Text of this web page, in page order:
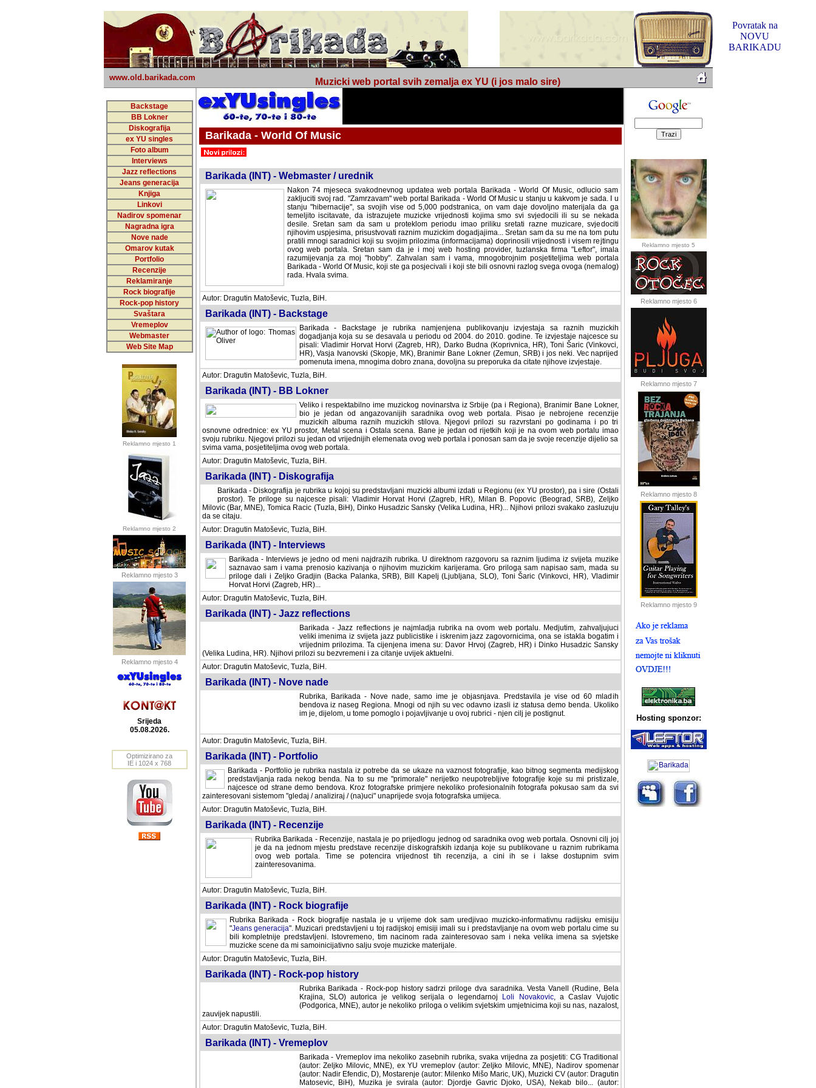
Povratak na
NOVU
BARIKADU
www.old.barikada.com Muzicki web portal svih zemalja ex YU (i jos malo sire)
Backstage
BB Lokner
Diskografija
ex YU singles
Foto album
Interviews
Jazz reflections
Jeans generacija
Knjiga
Linkovi
Nadirov spomenar
Nagradna igra
Nove nade
Omarov kutak
Portfolio
Recenzije
Reklamiranje
Rock biografije
Rock-pop history
Svaštara
Vremeplov
Webmaster
Web Site Map
Reklamno mjesto 1
Reklamno mjesto 2
Reklamno mjesto 3
Reklamno mjesto 4
Srijeda
05.08.2026.
Optimizirano za
IE i 1024 x 768
Barikada - World Of Music
Barikada (INT) - Webmaster / urednik
Nakon 74 mjeseca svakodnevnog updatea web portala Barikada - World Of Music, odlucio sam
zakljuciti svoj rad. "Zamrzavam" web portal Barikada - World Of Music u stanju u kakvom je sada. I u
stanju "hibernacije", sa svojih vise od 5,000 podstranica, on vam daje dovoljno materijala da ga
temeljito iscitavate, da istrazujete muzicke vrijednosti kojima smo svi svjedocili ili su se nekada desile.
Sretan sam da sam u proteklom periodu imao priliku sretati razne muzicare, svjedociti njihovim
uspjesima, prisustvovati raznim muzickim dogadjajima... Sretan sam da su me na tom putu pratili
mnogi saradnici koji su svojim prilozima (informacijama) doprinosili vrijednosti i visem rejtingu ovog
web portala. Sretan sam da je i moj web hosting provider, tuzlanska firma "Leftor", imala
razumijevanja za moj "hobby". Zahvalan sam i vama, mnogobrojnim posjetiteljima web portala
Barikada - World Of Music, koji ste ga posjecivali i koji ste bili osnovni razlog svega ovoga (nemalog)
rada. Hvala svima.
Autor: Dragutin Matoševic, Tuzla, BiH.
Barikada (INT) - Backstage
Barikada - Backstage je rubrika namjenjena publikovanju izvjestaja sa raznih muzickih
dogadjanja koja su se desavala u periodu od 2004. do 2010. godine. Te izvjestaje najcesce su
pisali: Vladimir Horvat Horvi (Zagreb, HR), Darko Budna (Koprivnica, HR), Toni Šaric (Vinkovci,
HR), Vasja Ivanovski (Skopje, MK), Branimir Bane Lokner (Zemun, SRB) i jos neki. Vec naprijed
pomenuta imena, mnogima dobro znana, dovoljna su preporuka da citate njihove izvjestaje.
Autor: Dragutin Matoševic, Tuzla, BiH.
Barikada (INT) - BB Lokner
Veliko i respektabilno ime muzickog novinarstva iz Srbije (pa i Regiona), Branimir Bane Lokner,
bio je jedan od angazovanijih saradnika ovog web portala. Pisao je nebrojene recenzije muzickih
albuma raznih muzickih stilova. Njegovi prilozi su razvrstani po godinama i po tri osnovne
odrednice: ex YU prostor, Metal scena i Ostala scena. Bane je jedan od rijetkih koji je na ovom web portalu imao svoju rubriku.
Njegovi prilozi su jedan od vrijednijih elemenata ovog web portala i ponosan sam da je svoje recenzije dijelio sa svima vama,
posjetiteljima ovog web portala.
Autor: Dragutin Matoševic, Tuzla, BiH.
Barikada (INT) - Diskografija
Barikada - Diskografija je rubrika u kojoj su predstavljani muzicki albumi izdati u Regionu (ex YU prostor), pa i sire (Ostali
prostor). Te priloge su najcesce pisali: Vladimir Horvat Horvi (Zagreb, HR), Milan B. Popovic (Beograd, SRB), Zeljko Milovic
(Bar, MNE), Tomica Racic (Tuzla, BiH), Dinko Husadzic Sansky (Velika Ludina, HR)... Njihovi prilozi svakako zasluzuju da se
citaju.
Autor: Dragutin Matoševic, Tuzla, BiH.
Barikada (INT) - Interviews
Barikada - Interviews je jedno od meni najdrazih rubrika. U direktnom razgovoru sa raznim ljudima iz svijeta muzike
saznavao sam i vama prenosio kazivanja o njihovim muzickim karijerama. Gro priloga sam napisao sam, mada su
priloge dali i Zeljko Gradjin (Backa Palanka, SRB), Bill Kapelj (Ljubljana, SLO), Toni Šaric (Vinkovci, HR), Vladimir
Horvat Horvi (Zagreb, HR)...
Autor: Dragutin Matoševic, Tuzla, BiH.
Barikada (INT) - Jazz reflections
Barikada - Jazz reflections je najmladja rubrika na ovom web portalu. Medjutim, zahvaljujuci veliki
imenima iz svijeta jazz publicistike i iskrenim jazz zagovornicima, ona se istakla bogatim i
vrijednim prilozima. Ta cijenjena imena su: Davor Hrvoj (Zagreb, HR) i Dinko Husadzic Sansky
(Velika Ludina, HR). Njihovi prilozi su bezvremeni i za citanje uvijek aktuelni.
Autor: Dragutin Matoševic, Tuzla, BiH.
Barikada (INT) - Nove nade
Rubrika, Barikada - Nove nade, samo ime je objasnjava. Predstavila je vise od 60 mladih
bendova iz naseg Regiona. Mnogi od njih su vec odavno izasli iz statusa demo benda. Ukoliko im
je, dijelom, u tome pomoglo i pojavljivanje u ovoj rubrici - njen cilj je postignut.
Autor: Dragutin Matoševic, Tuzla, BiH.
Barikada (INT) - Portfolio
Barikada - Portfolio je rubrika nastala iz potrebe da se ukaze na vaznost fotografije, kao bitnog segmenta medijskog
predstavljanja rada nekog benda. Na to su me "primorale" nerijetko neupotrebljive fotografije koje su mi pristizale,
najcesce od strane demo bendova. Kroz fotografske primjere nekoliko profesionalnih fotografa pokusao sam da svi
zainteresovani sistemom "gledaj / analiziraj / (na)uci" unaprijede svoja fotografska umijeca.
Autor: Dragutin Matoševic, Tuzla, BiH.
Barikada (INT) - Recenzije
Rubrika Barikada - Recenzije, nastala je po prijedlogu jednog od saradnika ovog web portala. Osnovni cilj joj
je da na jednom mjestu predstave recenzije diskografskih izdanja koje su publikovane u raznim rubrikama
ovog web portala. Time se potencira vrijednost tih recenzija, a cini ih se i lakse dostupnim svim
zainteresovanima.
Autor: Dragutin Matoševic, Tuzla, BiH.
Barikada (INT) - Rock biografije
Rubrika Barikada - Rock biografije nastala je u vrijeme dok sam uredjivao muzicko-informativnu radijsku emisiju
"Jeans generacija". Muzicari predstavljeni u toj radijskoj emisiji imali su i predstavljanje na ovom web portalu cime su
bili kompletnije predstavljeni. Istovremeno, tim nacinom rada zainteresovao sam i neka velika imena sa svjetske
muzicke scene da mi samoinicijativno salju svoje muzicke materijale.
Autor: Dragutin Matoševic, Tuzla, BiH.
Barikada (INT) - Rock-pop history
Rubrika Barikada - Rock-pop history sadrzi priloge dva saradnika. Vesta Vanell (Rudine, Bela
Krajina, SLO) autorica je velikog serijala o legendarnoj
Loli Novakovic, a Caslav Vujotic
(Podgorica, MNE), autor je nekoliko priloga o velikim svjetskim umjetnicima koji su nas, nazalost,
zauvijek napustili.
Autor: Dragutin Matoševic, Tuzla, BiH.
Barikada (INT) - Vremeplov
Barikada - Vremeplov ima nekoliko zasebnih rubrika, svaka vrijedna za posjetiti: CG Traditional
(autor: Zeljko Milovic, MNE), ex YU vremeplov (autor: Zeljko Milovic, MNE), Nadirov spomenar
(autor: Nadir Efendic, D), Mostarenje (autor: Milenko Mišo Maric, UK), Muzicki CV (autor: Dragutin
Matosevic, BiH), Muzika je svirala (autor: Djordje Gavric Djoko, USA), Nekab bilo... (autor:
Reklamno mjesto 5
Reklamno mjesto 6
Reklamno mjesto 7
Reklamno mjesto 8
Reklamno mjesto 9
Hosting sponzor: